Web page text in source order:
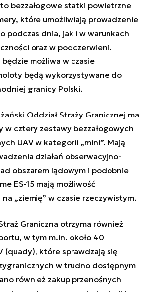
to bezzałogowe statki powietrzne
które umożliwiają prowadzenie
podczas dnia, jak i w warunkach
oraz w podczerwieni.
możliwa w czasie
będą wykorzystywane do
granicy Polski.
Oddział Straży Granicznej ma
w cztery zestawy bezzałogowych
UAV w kategorii „mini”. Mają
działań obserwacyjno-
obszarem lądowym i podobnie
ES-15 mają możliwość
na „ziemię” w czasie rzeczywistym.
Graniczna otrzyma również
w tym m.in. około 40
(quady), które sprawdzają się
w trudno dostępnym
również zakup przenośnych